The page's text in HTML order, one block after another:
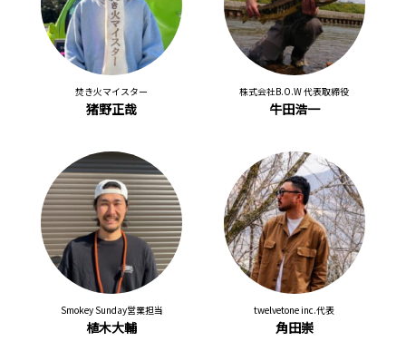
焚き火マイスター
猪野正哉
株式会社B.O.W 代表取締役
牛田浩一
Smokey Sunday営業担当
植木大輔
twelvetone inc.代表
角田崇